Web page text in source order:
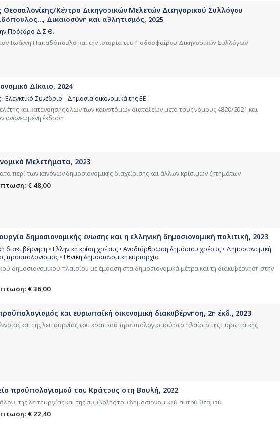
Θεσσαλονίκης/Κέντρο Δικηγορικών Μελετών Δικηγορικού Συλλόγου
Δικαιοσύνη και αθλητισμός, 2025
Πρόεδρο Δ.Σ.Θ.
Ιωάννη Παπαδόπουλο και την ιστορία του Ποδοσφαίρου Δικηγορικών Συλλόγων
Δίκαιο, 2024
Συνέδριο - Δημόσια οικονομικά της ΕΕ
και κατανόησης όλων των καινοτόμων διατάξεων μετά τους νόμους 4820/2021 και
ανανεωμένη έκδοση
Μελετήματα, 2023
περί των κανόνων δημοσιονομικής διαχείρισης και άλλων κρίσιμων ζητημάτων
€ 48,00
δημοσιονομικής ένωσης και η ελληνική δημοσιονομική πολιτική, 2023
διακυβέρνηση • Ελληνική κρίση χρέους • Αναδιάρθρωση δημόσιου χρέους • Δημοσιονομική
προϋπολογισμός • Εθνική δημοσιονομική κυριαρχία
δημοσιονομικού πλαισίου με έμφαση στα δημοσιονομικά μέτρα και τη διακυβέρνηση στην
€ 36,00
και ευρωπαϊκή οικονομική διακυβέρνηση, 2η έκδ., 2023
και της λειτουργίας του κρατικού προϋπολογισμού στο πλαίσιο της Ευρωπαϊκής
προϋπολογισμού του Κράτους στη Βουλή, 2022
της λειτουργίας και της συμβολής του δημοσιονομικού αυτού θεσμού
€ 22,40